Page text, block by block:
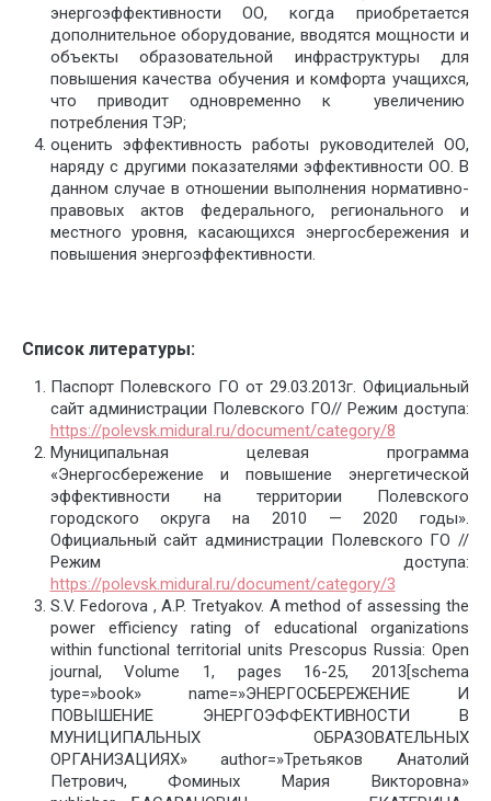
энергоэффективности ОО, когда приобретается
дополнительное оборудование, вводятся мощности и
объекты образовательной инфраструктуры для
повышения качества обучения и комфорта учащихся,
что приводит одновременно к увеличению
потребления ТЭР;
оценить эффективность работы руководителей ОО,
наряду с другими показателями эффективности ОО. В
данном случае в отношении выполнения нормативно-
правовых актов федерального, регионального и
местного уровня, касающихся энергосбережения и
повышения энергоэффективности.
Список литературы:
Паспорт Полевского ГО от 29.03.2013г. Официальный
сайт администрации Полевского ГО// Режим доступа:
https://polevsk.midural.ru/document/category/8
Муниципальная целевая программа
«Энергосбережение и повышение энергетической
эффективности на территории Полевского
городского округа на 2010 — 2020 годы».
Официальный сайт администрации Полевского ГО //
Режим доступа:
https://polevsk.midural.ru/document/category/3
S.V. Fedorova , A.P. Tretyakov. A method of assessing the
power efficiency rating of educational organizations
within functional territorial units Prescopus Russia: Open
journal, Volume 1, pages 16-25, 2013[schema
type=»book» name=»ЭНЕРГОСБЕРЕЖЕНИЕ И
ПОВЫШЕНИЕ ЭНЕРГОЭФФЕКТИВНОСТИ В
МУНИЦИПАЛЬНЫХ ОБРАЗОВАТЕЛЬНЫХ
ОРГАНИЗАЦИЯХ» author=»Третьяков Анатолий
Петрович, Фоминых Мария Викторовна»